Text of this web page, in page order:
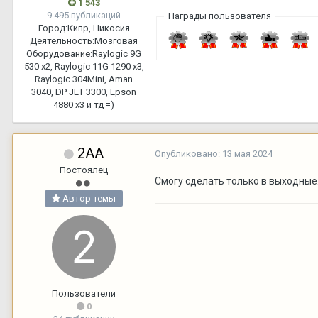
1 543
9 495 публикаций
Город:Кипр, Никосия
Деятельность:Мозговая
Оборудование:Raylogic 9G
530 х2, Raylogic 11G 1290 х3,
Raylogic 304Mini, Aman
3040, DP JET 3300, Epson
4880 x3 и тд =)
Награды пользователя
2АА
Постоялец
Автор темы
Пользователи
0
Опубликовано: 13 мая 2024
Смогу сделать только в